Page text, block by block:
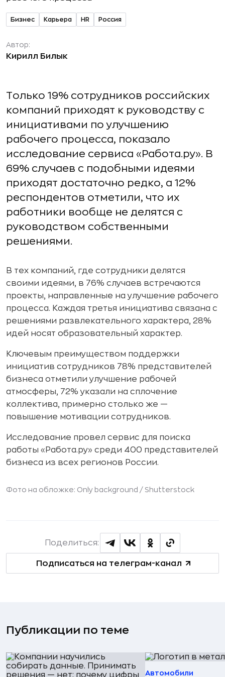
Бизнес Карьера HR Россия
Автор:
Кирилл Билык
Только 19% сотрудников российских
компаний приходят к руководству с
инициативами по улучшению
рабочего процесса, показало
исследование сервиса «Работа.ру». В
69% случаев с подобными идеями
приходят достаточно редко, а 12%
респондентов отметили, что их
работники вообще не делятся с
руководством собственными
решениями.
В тех компаний, где сотрудники делятся
своими идеями, в 76% случаев встречаются
проекты, направленные на улучшение рабочего
процесса. Каждая третья инициатива связана с
решениями развлекательного характера, 28%
идей носят образовательный характер.
Ключевым преимуществом поддержки
инициатив сотрудников 78% представителей
бизнеса отметили улучшение рабочей
атмосферы, 72% указали на сплочение
коллектива, примерно столько же —
повышение мотивации сотрудников.
Исследование провел сервис для поиска
работы «Работа.ру» среди 400 представителей
бизнеса из всех регионов России.
Фото на обложке: Only background / Shutterstock
Подписаться на телеграм-канал
Поделиться:
Публикации по теме
Автомобили